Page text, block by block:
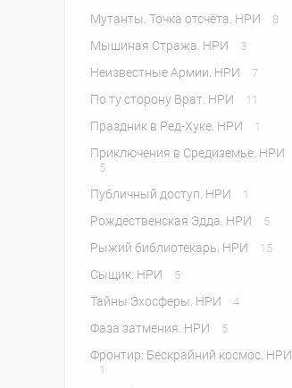
Мутанты. Точка отсчёта. НРИ 8
Мышиная Стража. НРИ 3
Неизвестные Армии. НРИ 7
По ту сторону Врат. НРИ 11
Праздник в Ред-Хуке. НРИ 1
Приключения в Средиземье. НРИ
5
Публичный доступ. НРИ 1
Рождественская Эдда. НРИ 5
Рыжий библиотекарь. НРИ 15
Сыщик. НРИ 5
Тайны Эхосферы. НРИ 4
Фаза затмения. НРИ 5
Фронтир: Бескрайний космос. НРИ
1